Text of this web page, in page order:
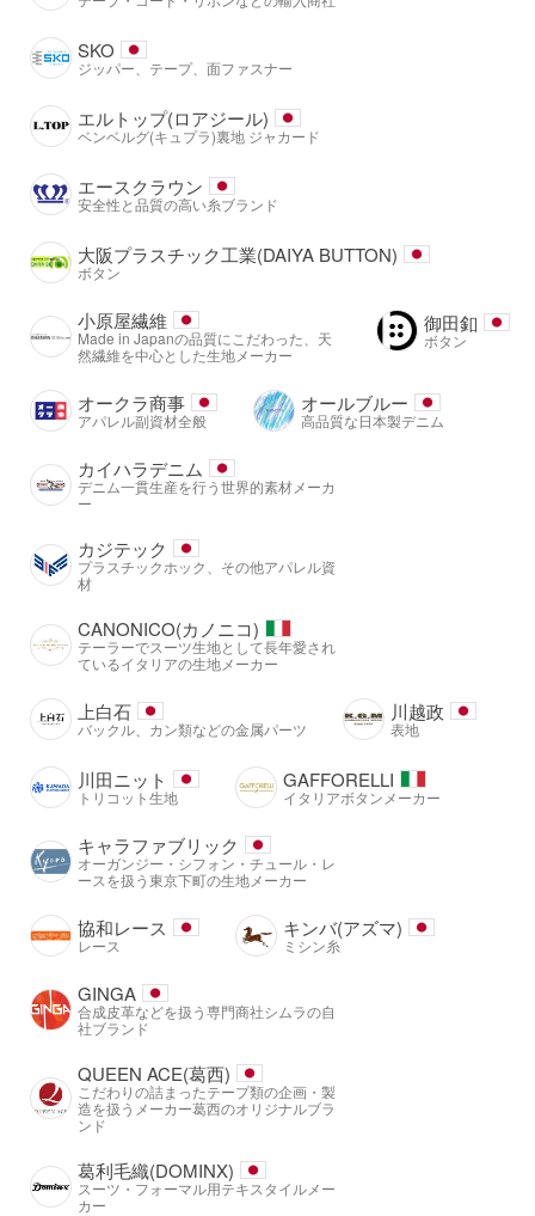
SKO
ジッパー、テープ、面ファスナー
エルトップ(ロアジール)
ベンベルグ(キュプラ)裏地 ジャカード
エースクラウン
安全性と品質の高い糸ブランド
大阪プラスチック工業(DAIYA BUTTON)
ボタン
小原屋繊維
Made in Japanの品質にこだわった、天
然繊維を中心とした生地メーカー
御田釦
ボタン
オークラ商事
アパレル副資材全般
オールブルー
高品質な日本製デニム
カイハラデニム
デニム一貫生産を行う世界的素材メーカ
ー
カジテック
プラスチックホック、その他アパレル資
材
CANONICO(カノニコ)
テーラーでスーツ生地として長年愛され
ているイタリアの生地メーカー
上白石
バックル、カン類などの金属パーツ
川越政
表地
川田ニット
トリコット生地
GAFFORELLI
イタリアボタンメーカー
キャラファブリック
オーガンジー・シフォン・チュール・レ
ースを扱う東京下町の生地メーカー
協和レース
レース
キンバ(アズマ)
ミシン糸
GINGA
合成皮革などを扱う専門商社シムラの自
社ブランド
QUEEN ACE(葛西)
こだわりの詰まったテープ類の企画・製
造を扱うメーカー葛西のオリジナルブラ
ンド
葛利毛織(DOMINX)
スーツ・フォーマル用テキスタイルメー
カー